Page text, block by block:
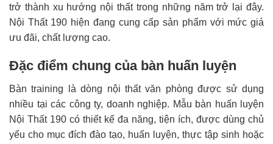
trở thành xu hướng nội thất trong những năm trở lại đây.
Nội Thất 190 hiện đang cung cấp sản phẩm với mức giá
ưu đãi, chất lượng cao.
Đặc điểm chung của bàn huấn luyện
Bàn training là dòng nội thất văn phòng được sử dụng
nhiều tại các công ty, doanh nghiệp. Mẫu bàn huấn luyện
Nội Thất 190 có thiết kế đa năng, tiện ích, được dùng chủ
yếu cho mục đích đào tạo, huấn luyện, thực tập sinh hoặc